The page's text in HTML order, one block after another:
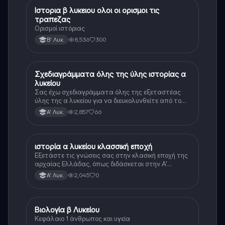
Ιστορία
Ιστορια β λυκειου ολοι οι ορισμοι τις
τραπεζας
Ορισμοί ιστόριας
Β' Λυκ. 8,536 300
Ιστορία
Σχεδιαγράμματα όλης της ύλης ιστορίας α
λυκείου
Σας έχω σχεδιαγράμματα όλης της εξεταστέας
ύλης της α λυκείου για να διευκολυνθείτε από το
τεράστιο βάρος του βιβλίου
Α' Λυκ. 2,857 66
Ιστορία
ιστορία α λυκείου κλασσική εποχή
Εξετάστε τις γνώσεις σας στην κλασική εποχή της
αρχαίας Ελλάδας, όπως διδάσκεται στην Α'
Λυκείου.
Α' Λυκ. 2,045 0
Βιολογία
Βιολογία β Λυκείου
Κεφάλαιο 1 άνθρωπος και υγεία